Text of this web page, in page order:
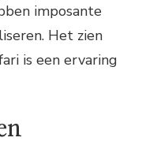
imposante
Het zien
is een ervaring